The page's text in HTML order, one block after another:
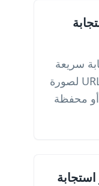
سريعة
يفتح صورة واحدة أو عنوان URL لصورة
محفظة